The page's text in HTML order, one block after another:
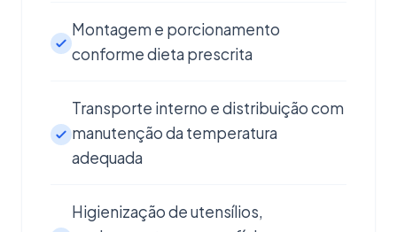
Montagem e porcionamento
conforme dieta prescrita
Transporte interno e distribuição com
manutenção da temperatura
adequada
Higienização de utensílios,